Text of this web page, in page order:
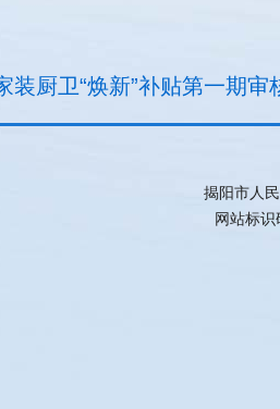
装厨卫“焕新”补贴第一期
揭阳市人
网站标